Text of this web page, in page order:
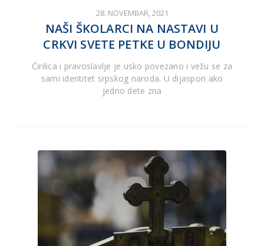
28. NOVEMBAR, 2021
NAŠI ŠKOLARCI NA NASTAVI U
CRKVI SVETE PETKE U BONDIJU
Ćirilica i pravoslavlje je usko povezano i vežu se za
sami identitet srpskog naroda. U dijaspori ako
jedno dete zna